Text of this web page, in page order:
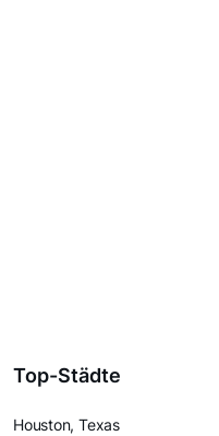
Top-Städte
Houston, Texas